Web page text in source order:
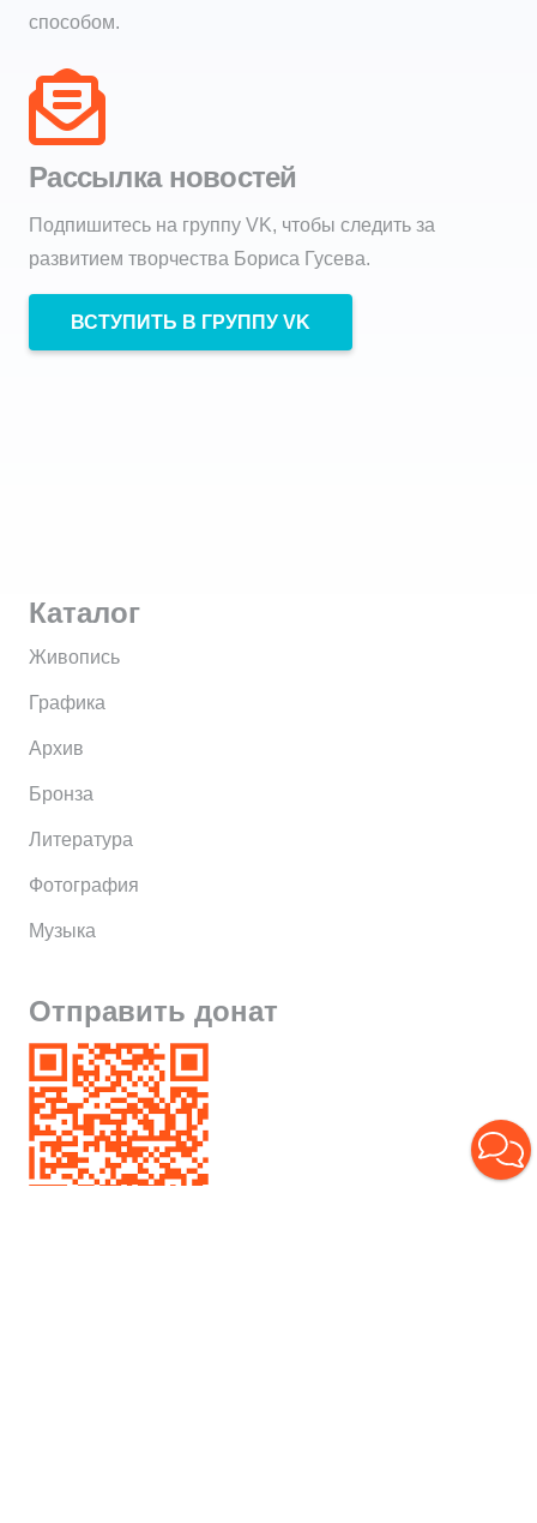
способом.
Рассылка новостей
Подпишитесь на группу VK, чтобы следить за
развитием творчества Бориса Гусева.
ВСТУПИТЬ В ГРУППУ VK
Каталог
Живопись
Графика
Архив
Бронза
Литература
Фотография
Музыка
Отправить донат